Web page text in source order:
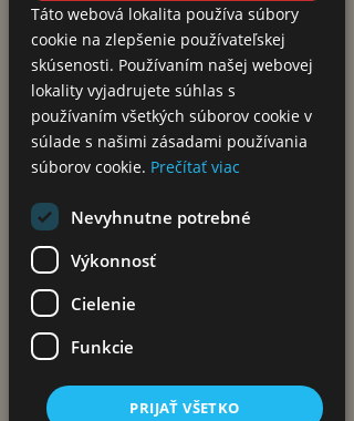
Táto webová lokalita používa súbory
cookie na zlepšenie používateľskej
skúsenosti. Používaním našej webovej
lokality vyjadrujete súhlas s
používaním všetkých súborov cookie v
súlade s našimi zásadami používania
súborov cookie. Prečítať viac
Nevyhnutne potrebné
Výkonnosť
Cielenie
Funkcie
PRIJAŤ VŠETKO